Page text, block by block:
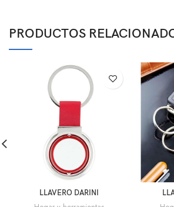
PRODUCTOS
LLAVERO DARINI